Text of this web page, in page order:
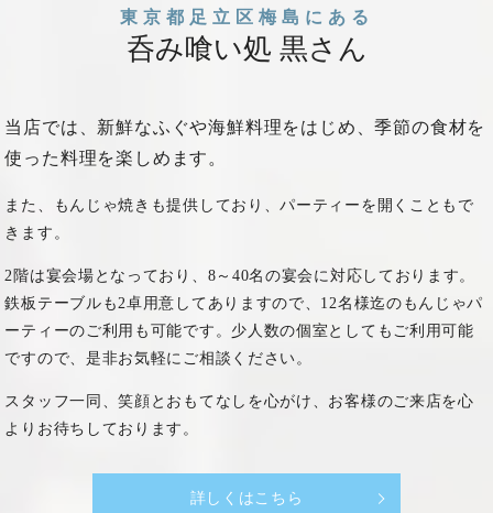
東京都足立区梅島にある
呑み喰い処 黒さん
当店では、新鮮なふぐや海鮮料理をはじめ、季節の食材を
使った料理を楽しめます。
また、もんじゃ焼きも提供しており、パーティーを開くこともで
きます。
2階は宴会場となっており、8～40名の宴会に対応しております。
鉄板テーブルも2卓用意してありますので、12名様迄のもんじゃパ
ーティーのご利用も可能です。 少人数の個室としてもご利用可能
ですので、是非お気軽にご相談ください。
スタッフ一同、笑顔とおもてなしを心がけ、 お客様のご来店を心
よりお待ちしております。
詳しくはこちら